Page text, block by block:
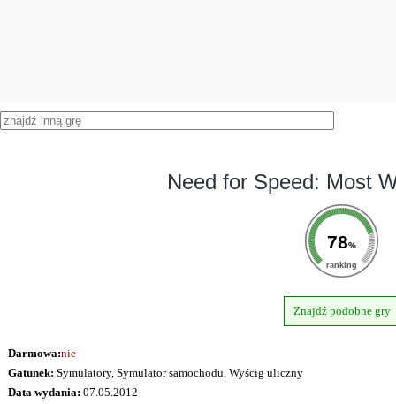
Need for Speed: Most
78%
ranking
Znajdź podobne gry
Darmowa:nie
Gatunek: Symulatory, Symulator samochodu, Wyścig uliczny
Data wydania: 07.05.2012